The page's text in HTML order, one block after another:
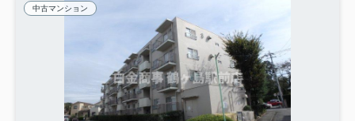
中古マンション